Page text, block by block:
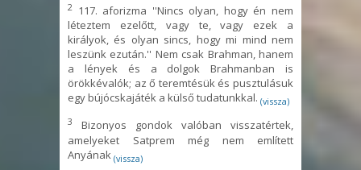
2 117. aforizma ''Nincs olyan, hogy én nem
léteztem ezelőtt, vagy te, vagy ezek a
királyok, és olyan sincs, hogy mi mind nem
leszünk ezután.'' Nem csak Brahman, hanem
a lények és a dolgok Brahmanban is
örökkévalók; az ő teremtésük és pusztulásuk
egy bújócskajáték a külső tudatunkkal. (vissza)
3 Bizonyos gondok valóban visszatértek,
amelyeket Satprem még nem említett
Anyának (vissza)